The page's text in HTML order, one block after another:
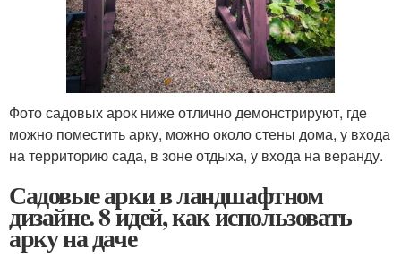
Фото садовых арок ниже отлично демонстрируют, где
можно поместить арку, можно около стены дома, у входа
на территорию сада, в зоне отдыха, у входа на веранду.
Садовые арки в ландшафтном
дизайне. 8 идей, как использовать
арку на даче